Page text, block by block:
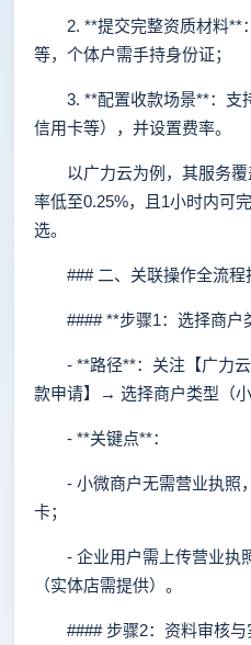
2. **提交完整资质材料**
等，个体户需手持身份证；
3. **配置收款场景**：支
信用卡等），并设置费率。
以广力云为例，其服务覆
率低至0.25%，且1小时内可
选。
### 二、关联操作全流程
#### **步骤1：选择商户
- **路径**：关注【广力云
款申请】→ 选择商户类型（小
- **关键点**：
- 小微商户无需营业执照
卡；
- 企业用户需上传营业执
（实体店需提供）。
#### 步骤2：资料审核与